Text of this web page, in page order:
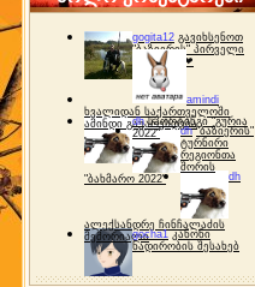
gogita12 გავიხსენოთ
"ბაზიერის" პირველი
ტურნირი ❤
amindi
ხვალიდან საქართველოში
ამინდი გაუარესდება
dh სპორტინგი "გურია
2022"
dh "ბაზიერის"
ტურნირი
რეგიონთა
შორის
"ბახმარო 2022"
dh
ალექსანდრე ჩინჩალაძის
მემორიალიgocha1 კანონი
ნადირობის შესახებ